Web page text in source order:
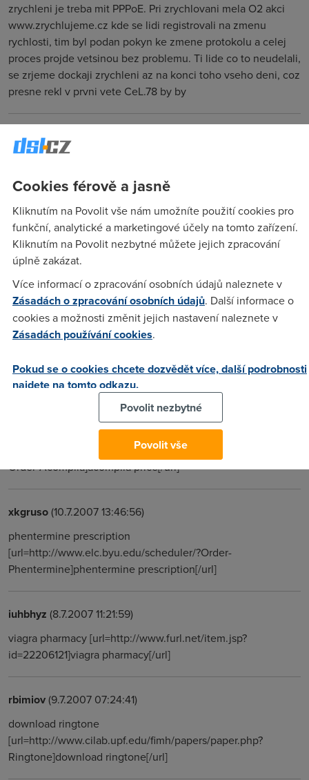
zrychleni je treba mit PPPoE. Pri zrychlovani mela O2 akci
www.zrychlujeme.cz kde se lidi registrovali na zmenu
rychlosti, tim byl podan pokyn ke zmene protokolu a celej
proces projde vetsinou bez problemu. Ti lide co to neudelali,
se zrjeme dockaji zrychleni az na konci toho vseho deni, coz
presne rekl v prvni vete CeL.78 by by
petr (20.6.2007 23:15:21)
jediny net co sem kdy mel pres pevnou linku byl dial-up
jeste od byvaleho telekomu ale to uz je hodne davno
sxhkaau (8.7.2007 01:56:47)
cheap viagra [url=http://www.furl.net/item.jsp?
id=22206121]cheap viagra[/url]
xzpgwmd(9.7.2007 08:44:35)
[url=http://www.cilab.upf.edu/fimh/papers/paper.php?How-
To-Download-Ringtones]ringtone[/url]
(9.7.2007 23:52:32)
acomplia price [url=http://www.elc.byu.edu/scheduler/?
Order-Acomplia]acomplia price[/url]
xkgruso(10.7.2007 13:46:56)
phentermine prescription
[url=http://www.elc.byu.edu/scheduler/?Order-
Phentermine]phentermine prescription[/url]
iuhbhyz (8.7.2007 11:21:59)
viagra pharmacy [url=http://www.furl.net/item.jsp?
id=22206121]viagra pharmacy[/url]
rbimiov(9.7.2007 07:24:41)
download ringtone
[url=http://www.cilab.upf.edu/fimh/papers/paper.php?
Ringtone]download ringtone[/url]
Cookies férově a jasně
Kliknutím na Povolit vše nám umožníte použití cookies pro
funkční, analytické a marketingové účely na tomto zařízení.
Kliknutím na Povolit nezbytné můžete jejich zpracování
úplně zakázat.
Více informací o zpracování osobních údajů naleznete v
Zásadách o zpracování osobních údajů. Další informace o
cookies a možnosti změnit jejich nastavení naleznete v
Zásadách používání cookies.
Pokud se o cookies chcete dozvědět více, další podrobnosti
najdete na tomto odkazu.
Povolit nezbytné
Povolit vše